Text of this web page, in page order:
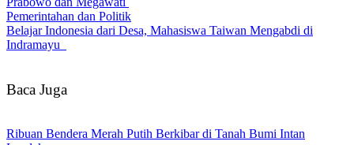
Pemerintahan dan Politik
Belajar Indonesia dari Desa, Mahasiswa Taiwan Mengabdi di
Indramayu
Baca Juga
Ribuan Bendera Merah Putih Berkibar di Tanah Bumi Intan